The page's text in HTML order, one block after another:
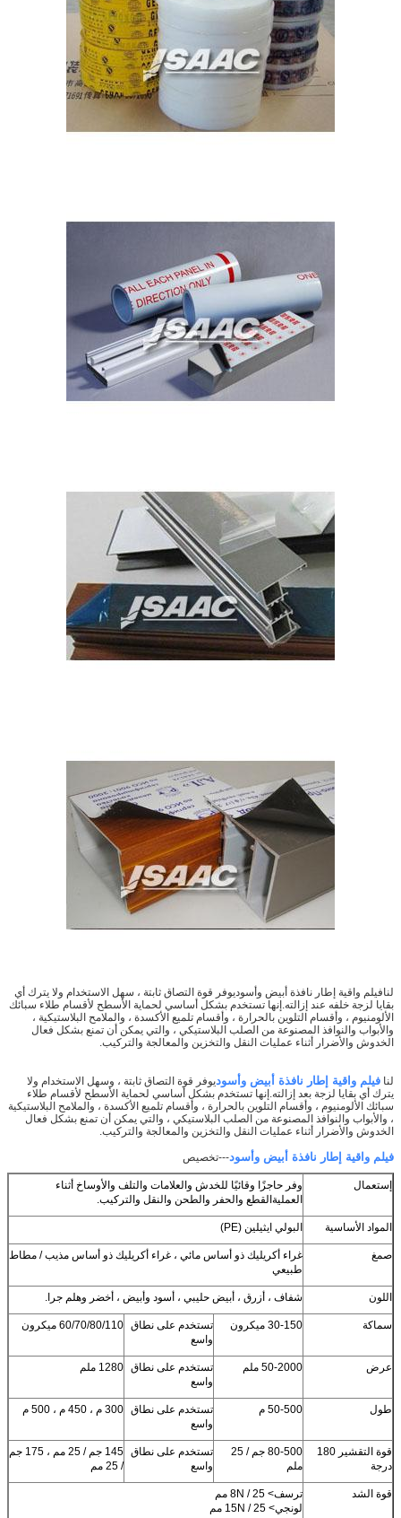
لنافيلم واقية إطار نافذة أبيض وأسوديوفر قوة التصاق ثابتة ، سهل الاستخدام ولا يترك أي
بقايا لزجة خلفه عند إزالته.إنها تستخدم بشكل أساسي لحماية الأسطح لأقسام طلاء سبائك
الألومنيوم ، وأقسام التلوين بالحرارة ، وأقسام تلميع الأكسدة ، والملامح البلاستيكية ،
والأبواب والنوافذ المصنوعة من الصلب البلاستيكي ، والتي يمكن أن تمنع بشكل فعال
الخدوش والأضرار أثناء عمليات النقل والتخزين والمعالجة والتركيب.
لنا فيلم واقية إطار نافذة أبيض وأسوديوفر قوة التصاق ثابتة ، وسهل الاستخدام ولا
يترك أي بقايا لزجة بعد إزالته.إنها تستخدم بشكل أساسي لحماية الأسطح لأقسام طلاء
سبائك الألومنيوم ، وأقسام التلوين بالحرارة ، وأقسام تلميع الأكسدة ، والملامح البلاستيكية
، والأبواب والنوافذ المصنوعة من الصلب البلاستيكي ، والتي يمكن أن تمنع بشكل فعال
الخدوش والأضرار أثناء عمليات النقل والتخزين والمعالجة والتركيب.
فيلم واقية إطار نافذة أبيض وأسود---تخصيص
إستعمال
وفر حاجزًا وقائيًا للخدش والعلامات والتلف والأوساخ أثناء
العمليةالقطع والحفر والطحن والنقل والتركيب.
المواد الأساسية البولي ايثيلين (PE)
صمغ
غراء أكريليك ذو أساس مائي ، غراء أكريليك ذو أساس مذيب / مطاط
طبيعي
اللون شفاف ، أزرق ، أبيض حليبي ، أسود وأبيض ، أخضر وهلم جرا.
سماكة 30-150 ميكرون
تستخدم على نطاق
واسع
60/70/80/110 ميكرون
عرض 50-2000 ملم
تستخدم على نطاق
واسع
1280 ملم
طول 50-500 م
تستخدم على نطاق
واسع
300 م ، 450 م ، 500 م
قوة التقشير 180
درجة
80-500 جم / 25
ملم
تستخدم على نطاق
واسع
145 جم / 25 مم ، 175 جم
/ 25 مم
قوة الشد
ترسف> 8N / 25 مم
لونجي> 15N / 25 مم